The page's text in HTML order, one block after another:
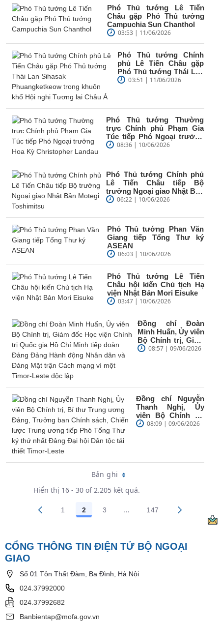
Phó Thủ tướng Lê Tiến
Châu gặp Phó Thủ tướng
Campuchia Sun Chanthol
03:53 | 11/06/2026
Phó Thủ tướng Chính
phủ Lê Tiến Châu gặp
Phó Thủ tướng Thái Lan
Sihasak Phuangketkeow
03:51 | 11/06/2026
Phó Thủ tướng Thường
trực Chính phủ Phạm Gia
Túc tiếp Phó Ngoại trưởng
Hoa Kỳ Christopher Landau
08:36 | 10/06/2026
Phó Thủ tướng Chính phủ
Lê Tiến Châu tiếp Bộ
trưởng Ngoại giao Nhật Bản
Motegi Toshimitsu
06:22 | 10/06/2026
Phó Thủ tướng Phan Văn
Giang tiếp Tổng Thư ký
ASEAN
06:03 | 10/06/2026
Phó Thủ tướng Lê Tiến
Châu hội kiến Chủ tịch Hạ
viện Nhật Bản Mori Eisuke
03:47 | 10/06/2026
Đồng chí Đoàn
Minh Huấn, Ủy viên
Bộ Chính trị, Giám
đốc Học viện
08:57 | 09/06/2026
Đồng chí Nguyễn
Thanh Nghị, Ủy
viên Bộ Chính trị,
Bí thư Trung ương
08:09 | 09/06/2026
Bản ghi
Hiển thị 16 - 30 of 2.205 kết quả.
Các trang trên cổng
1 Các trang trên cổng
2 Các trang trên cổng
3 ...Trang trung gian Use TAB
Các trang trên cổng
147
CỔNG THÔNG TIN ĐIỆN TỬ BỘ NGOẠI
GIAO
Số 01 Tôn Thất Đàm, Ba Đình, Hà Nội
024.37992000
024.37992682
Banbientap@mofa.gov.vn